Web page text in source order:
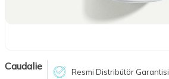
Caudalie Resmi Distribütör Garantisi